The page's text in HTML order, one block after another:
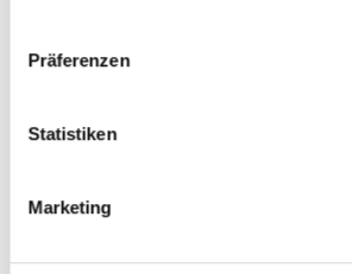
Präferenzen
Statistiken
Marketing
Partecipante
Accetto
Ho lettol'informativa sulla